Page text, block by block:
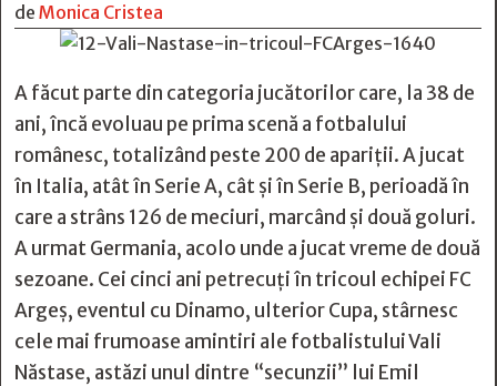
de Monica Cristea
A făcut parte din categoria jucătorilor care, la 38 de
ani, încă evoluau pe prima scenă a fotbalului
românesc, totalizând peste 200 de apariţii. A jucat
în Italia, atât în Serie A, cât şi în Serie B, perioadă în
care a strâns 126 de meciuri, marcând şi două goluri.
A urmat Germania, acolo unde a jucat vreme de două
sezoane. Cei cinci ani petrecuți în tricoul echipei FC
Argeș, eventul cu Dinamo, ulterior Cupa, stârnesc
cele mai frumoase amintiri ale fotbalistului Vali
Năstase, astăzi unul dintre “secunzii” lui Emil